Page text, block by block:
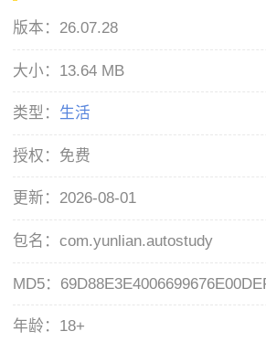
版本： 26.07.28
大小： 13.64 MB
类型： 生活
授权： 免费
更新： 2026-08-01
包名：com.yunlian.autostudy
MD5：
年龄： 18+